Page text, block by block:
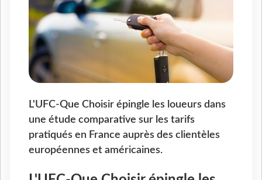
L'UFC-Que Choisir épingle les loueurs dans
une étude comparative sur les tarifs
pratiqués en France auprès des clientèles
européennes et américaines.